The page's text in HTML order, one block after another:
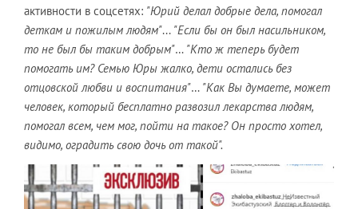
активности в соцсетях: "Юрий делал добрые дела, помогал
деткам и пожилым людям"... "Если бы он был насильником,
то не был бы таким добрым"… "Кто ж теперь будет
помогать им? Семью Юры жалко, дети остались без
отцовской любви и воспитания"… "Как Вы думаете, может
человек, который бесплатно развозил лекарства людям,
помогал всем, чем мог, пойти на такое? Он просто хотел,
видимо, оградить свою дочь от такой".